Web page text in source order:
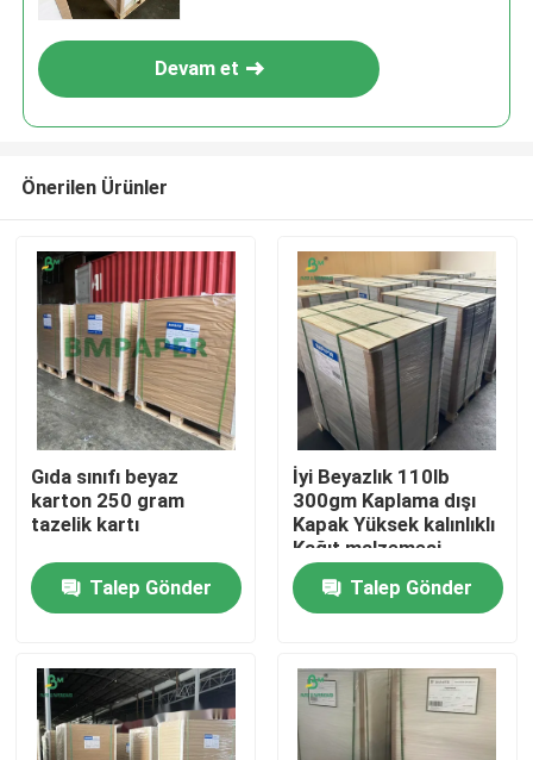
Ana sayfa
Ürünler
Devam et
Önerilen Ürünler
Gıda sınıfı beyaz
karton 250 gram
tazelik kartı
Talep Gönder
İyi Beyazlık 110lb
300gm Kaplama dışı
Kapak Yüksek kalınlıklı
Kağıt malzemesi
Yapraklarda
Talep Gönder